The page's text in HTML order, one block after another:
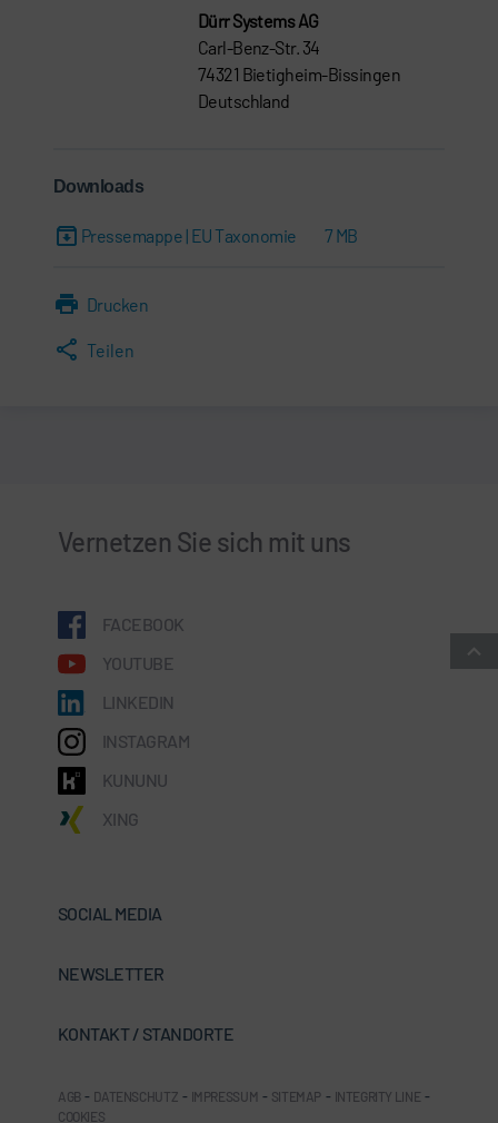
Dürr Systems AG
Carl-Benz-Str. 34
74321 Bietigheim-Bissingen
Deutschland
Downloads
Pressemappe | EU Taxonomie 7 MB
Drucken
Teilen
Vernetzen Sie sich mit uns
FACEBOOK
YOUTUBE
LINKEDIN
INSTAGRAM
KUNUNU
XING
SOCIAL MEDIA
NEWSLETTER
KONTAKT / STANDORTE
AGB - DATENSCHUTZ - IMPRESSUM - SITEMAP - INTEGRITY LINE -
COOKIES